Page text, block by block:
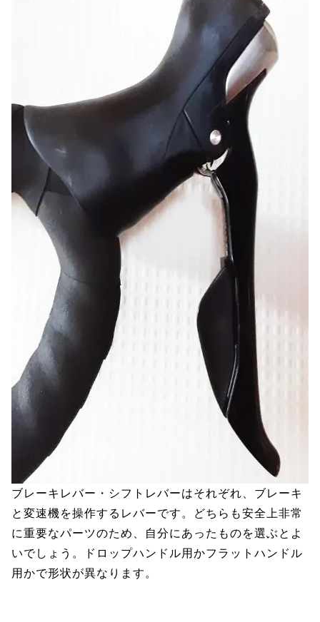
ブレーキレバー・シフトレバーはそれぞれ、ブレーキ
と変速機を操作するレバーです。どちらも安全上非常
に重要なパーツのため、自分にあったものを選ぶとよ
いでしょう。ドロップハンドル用かフラットハンドル
用かで形状が異なります。